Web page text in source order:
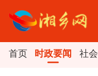
首页 时政要闻 社